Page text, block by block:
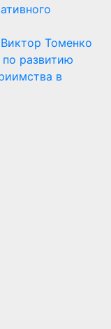
Томенко
развитию
в